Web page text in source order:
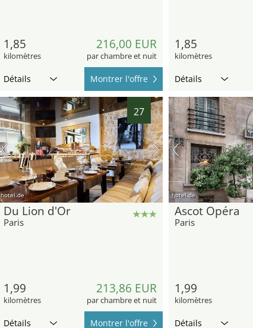
1,85
kilomètres
216,00 EUR
par chambre et nuit
Détails Montrer l'offre
1,85
kilomètres
Détails
27
hotel.de
Du Lion d'Or
Paris
1,99
kilomètres
213,86 EUR
par chambre et nuit
Détails Montrer l'offre
hotel.de
Ascot Opéra
Paris
1,99
kilomètres
Détails